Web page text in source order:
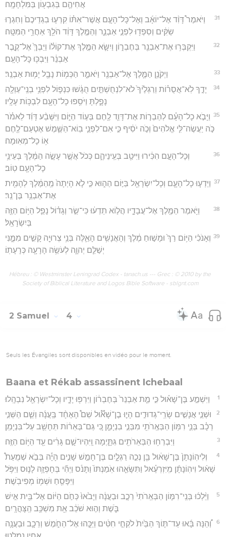
אֲחִיהֶ֛ם בְּגִבְע֖וֹן בַּמִּלְחָמָֽה׃
31
וַיֹּאמֶר֩ דָּוִ֨ד אֶל־יוֹאָ֜ב וְאֶל־כָּל־הָעָ֣ם אֲשֶׁר־אִתּ֗וֹ קִרְע֤וּ בִגְדֵיכֶם֙ וְחִגְר֣וּ
שַׂקִּ֔ים וְסִפְד֖וּ לִפְנֵ֣י אַבְנֵ֑ר וְהַמֶּ֣לֶךְ דָּוִ֔ד הֹלֵ֖ךְ אַחֲרֵ֥י הַמִּטָּֽה׃
32
וַיִּקְבְּר֥וּ אֶת־אַבְנֵ֖ר בְּחֶבְר֑וֹן וַיִשָּׂ֧א הַמֶּ֣לֶךְ אֶת־קוֹל֗וֹ וַיֵּבְךְּ֙ אֶל־קֶ֣בֶר
אַבְנֵ֔ר וַיִּבְכּ֖וּ כָּל־הָעָֽם׃
33 וַיְקֹנֵ֥ן הַמֶּ֛לֶךְ אֶל־אַבְנֵ֖ר וַיֹּאמַ֑ר הַכְּמ֥וֹת נָבָ֖ל יָמ֥וּת אַבְנֵֽר׃
34
יָדֶ֣ךָ לֹֽא־אֲסֻר֗וֹת וְרַגְלֶ֙יךָ֙ לֹא־לִנְחֻשְׁתַּ֣יִם הֻגָּ֔שׁוּ כִּנְפ֛וֹל לִפְנֵ֥י בְנֵֽי־עַוְלָ֖ה
נָפָ֑לְתָּ וַיֹּסִ֥פוּ כָל־הָעָ֖ם לִבְכּ֥וֹת עָלָֽיו׃
35 וַיָּבֹ֣א כָל־הָעָ֗ם לְהַבְר֧וֹת אֶת־דָּוִ֛ד לֶ֖חֶם בְּע֣וֹד הַיּ֑וֹם וַיִּשָּׁבַ֨ע דָּוִ֜ד לֵאמֹ֗ר
כֹּ֣ה יַעֲשֶׂה־לִּ֤י אֱלֹהִים֙ וְכֹ֣ה יֹסִ֔יף כִּ֣י אִם־לִפְנֵ֧י בֽוֹא־הַשֶּׁ֛מֶשׁ אֶטְעַם־לֶ֖חֶם
א֥וֹ כָל־מְאֽוּמָה׃
36
וְכָל־הָעָ֣ם הִכִּ֔ירוּ וַיִּיטַ֖ב בְּעֵֽינֵיהֶ֑ם כְּכֹל֙ אֲשֶׁ֣ר עָשָׂ֣ה הַמֶּ֔לֶךְ בְּעֵינֵ֥י
כָל־הָעָ֖ם טֽוֹב׃
37 וַיֵּדְע֧וּ כָל־הָעָ֛ם וְכָל־יִשְׂרָאֵ֖ל בַּיּ֣וֹם הַה֑וּא כִּ֣י לֹ֤א הָיְתָה֙ מֵֽהַמֶּ֔לֶךְ לְהָמִ֖ית
אֶת־אַבְנֵ֥ר בֶּן־נֵֽר׃
38
וַיֹּ֥אמֶר הַמֶּ֖לֶךְ אֶל־עֲבָדָ֑יו הֲל֣וֹא תֵדְע֔וּ כִּי־שַׂ֣ר וְגָד֗וֹל נָפַ֛ל הַיּ֥וֹם הַזֶּ֖ה
בְּיִשְׂרָאֵֽל׃
39 וְאָנֹכִ֨י הַיּ֥וֹם רַךְ֙ וּמָשׁ֣וּחַ מֶ֔לֶךְ וְהָאֲנָשִׁ֥ים הָאֵ֛לֶּה בְּנֵ֥י צְרוּיָ֖ה קָשִׁ֣ים מִמֶּ֑נִּי
יְשַׁלֵּ֧ם יְהוָ֛ה לְעֹשֵׂ֥ה הָרָעָ֖ה כְּרָעָתֽוֹ׃
Hébreu : © Westminster Leningrad Codex - tanach.us --- Grec : © 2010 by the
Society of Biblical Literature and Logos Bible Software - sblgnt.com
2 Samuel 4
Seuls les Évangiles sont disponibles en vidéo pour le moment.
Baana et Rékab assassinent Ichebaal
1 וַיִּשְׁמַ֣ע בֶּן־שָׁא֗וּל כִּ֣י מֵ֤ת אַבְנֵר֙ בְּחֶבְר֔וֹן וַיִּרְפּ֖וּ יָדָ֑יו וְכָל־יִשְׂרָאֵ֖ל נִבְהָֽלוּ׃
2
וּשְׁנֵ֣י אֲנָשִׁ֣ים שָׂרֵֽי־גְדוּדִ֣ים הָי֪וּ בֶן־שָׁא֟וּל שֵׁם֩ הָאֶחָ֨ד בַּֽעֲנָ֜ה וְשֵׁ֧ם הַשֵּׁנִ֣י
רֵכָ֗ב בְּנֵ֛י רִמּ֥וֹן הַבְּאֶֽרֹתִ֖י מִבְּנֵ֣י בִנְיָמִ֑ן כִּ֚י גַּם־בְּאֵר֔וֹת תֵּחָשֵׁ֖ב עַל־בִּנְיָמִֽן׃
3 וַיִּבְרְח֥וּ הַבְּאֵרֹתִ֖ים גִּתָּ֑יְמָה וַֽיִּהְיוּ־שָׁ֣ם גָּרִ֔ים עַ֖ד הַיּ֥וֹם הַזֶּֽה׃
4
וְלִיהֽוֹנָתָן֙ בֶּן־שָׁא֔וּל בֵּ֖ן נְכֵ֣ה רַגְלָ֑יִם בֶּן־חָמֵ֣שׁ שָׁנִ֣ים הָיָ֡ה בְּבֹ֣א שְׁמֻעַת֩
שָׁא֨וּל וִיהֽוֹנָתָ֜ן מִֽיִּזְרְעֶ֗אל וַתִּשָּׂאֵ֤הוּ אֹֽמַנְתּוֹ֙ וַתָּנֹ֔ס וַיְהִ֞י בְּחָפְזָ֥הּ לָנ֛וּס וַיִּפֹּ֥ל
וַיִּפָּסֵ֖חַ וּשְׁמ֥וֹ מְפִיבֹֽשֶׁת׃
5
וַיֵּ֨לְכ֜וּ בְּנֵֽי־רִמּ֤וֹן הַבְּאֵֽרֹתִי֙ רֵכָ֣ב וּבַעֲנָ֔ה וַיָּבֹ֙אוּ֙ כְּחֹ֣ם הַיּ֔וֹם אֶל־בֵּ֖ית אִ֣ישׁ
בֹּ֑שֶׁת וְה֣וּא שֹׁכֵ֔ב אֵ֖ת מִשְׁכַּ֥ב הַֽצָּהֳרָֽיִם׃
6
וְ֠הֵנָּה בָּ֜אוּ עַד־תּ֤וֹךְ הַבַּ֙יִת֙ לֹקְחֵ֣י חִטִּ֔ים וַיַּכֻּ֖הוּ אֶל־הַחֹ֑מֶשׁ וְרֵכָ֛ב וּבַעֲנָ֥ה